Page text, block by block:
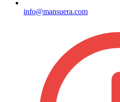
info@mansuera.com